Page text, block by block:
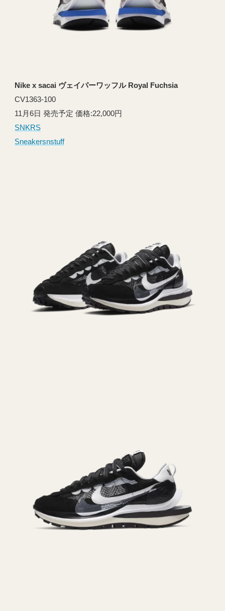
Nike x sacai ヴェイパーワッフル Royal Fuchsia
CV1363-100
11月6日 発売予定 価格:22,000円
SNKRS
Sneakersnstuff